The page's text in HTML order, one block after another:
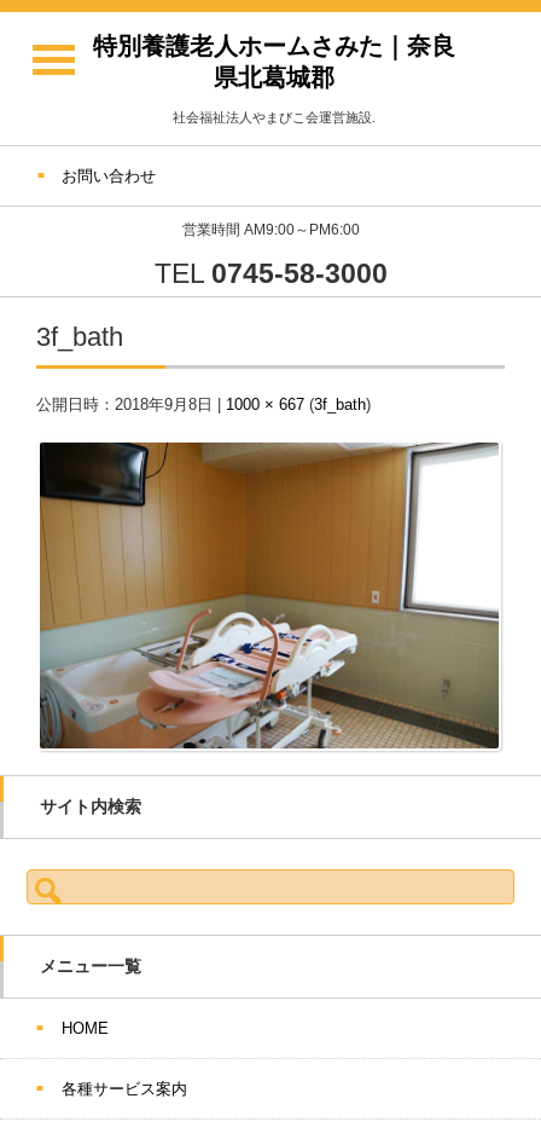
特別養護老人ホームさみた｜奈良
県北葛城郡
社会福祉法人やまびこ会運営施設.
お問い合わせ
営業時間 AM9:00～PM6:00
TEL 0745-58-3000
3f_bath
公開日時： 2018年9月8日 1000 × 667 (3f_bath)
サイト内検索
検索:
メニュー一覧
HOME
各種サービス案内